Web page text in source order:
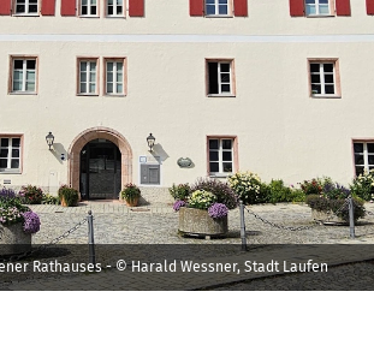
Rathauses - © Harald Wessner, Stadt Laufen